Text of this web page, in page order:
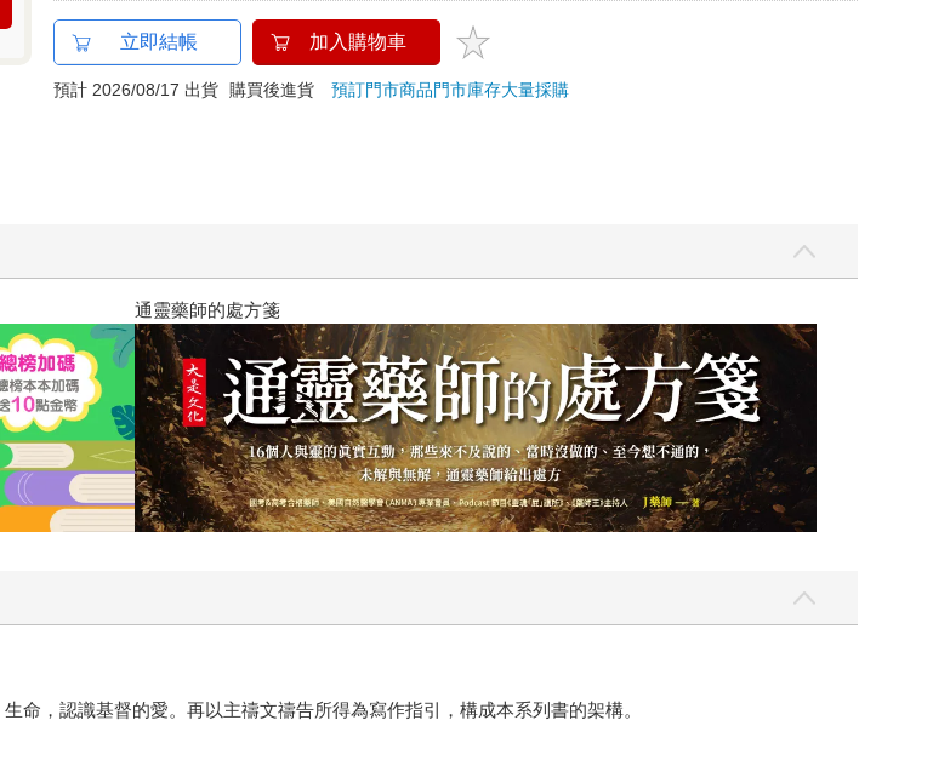
立即結帳 加入購物車
預計 2026/08/17 出貨 購買後進貨預訂門市商品門市庫存大量採購
通靈藥師的處方箋
命，認識基督的愛。再以主禱文禱告所得為寫作指引，構成本系列書的架構。